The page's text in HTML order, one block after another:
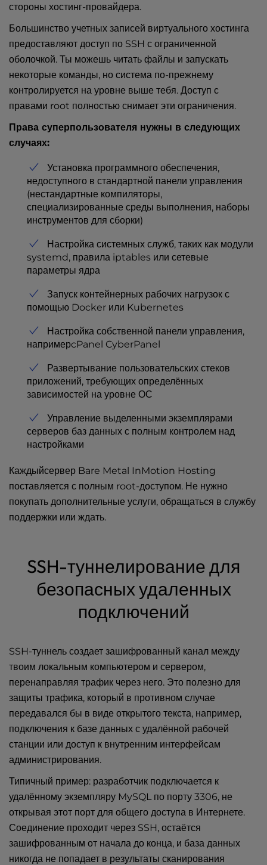
стороны хостинг-провайдера.
Большинство учетных записей виртуального хостинга
предоставляют доступ по SSH с ограниченной
оболочкой. Ты можешь читать файлы и запускать
некоторые команды, но система по-прежнему
контролируется на уровне выше тебя. Доступ с
правами root полностью снимает эти ограничения.
Права суперпользователя нужны в следующих
случаях:
Установка программного обеспечения,
недоступного в стандартной панели управления
(нестандартные компиляторы,
специализированные среды выполнения, наборы
инструментов для сборки)
Настройка системных служб, таких как модули
systemd, правила iptables или сетевые
параметры ядра
Запуск контейнерных рабочих нагрузок с
помощью Docker или Kubernetes
Настройка собственной панели управления,
напримерcPanel CyberPanel
Развертывание пользовательских стеков
приложений, требующих определённых
зависимостей на уровне ОС
Управление выделенными экземплярами
серверов баз данных с полным контролем над
настройками
Каждыйсервер Bare Metal InMotion Hosting
поставляется с полным root-доступом. Не нужно
покупать дополнительные услуги, обращаться в службу
поддержки или ждать.
SSH-туннелирование для
безопасных удаленных
подключений
SSH-туннель создает зашифрованный канал между
твоим локальным компьютером и сервером,
перенаправляя трафик через него. Это полезно для
защиты трафика, который в противном случае
передавался бы в виде открытого текста, например,
подключения к базе данных с удалённой рабочей
станции или доступ к внутренним интерфейсам
администрирования.
Типичный пример: разработчик подключается к
удалённому экземпляру MySQL по порту 3306, не
открывая этот порт для общего доступа в Интернете.
Соединение проходит через SSH, остаётся
зашифрованным от начала до конца, и база данных
никогда не попадает в результаты сканирования